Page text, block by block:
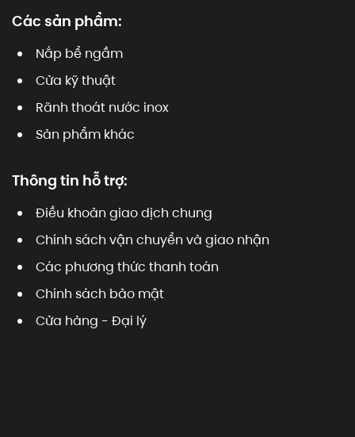
Các sản phẩm:
Nắp bể ngầm
Cửa kỹ thuật
Rãnh thoát nước inox
Sản phẩm khác
Thông tin hỗ trợ:
Điều khoản giao dịch chung
Chính sách vận chuyển và giao nhận
Các phương thức thanh toán
Chính sách bảo mật
Cửa hàng - Đại lý